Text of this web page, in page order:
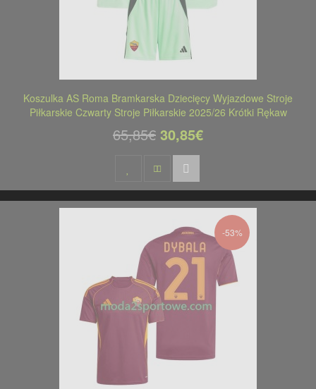
Koszulka AS Roma Bramkarska Dziecięcy Wyjazdowe Stroje
Piłkarskie Czwarty Stroje Piłkarskie 2025/26 Krótki Rękaw
65,85€ 30,85€
-53%